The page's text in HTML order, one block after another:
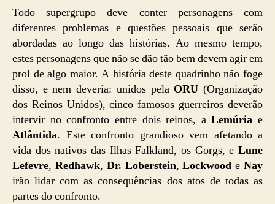
Todo supergrupo deve conter personagens com
diferentes problemas e questões pessoais que serão
abordadas ao longo das histórias. Ao mesmo tempo,
estes personagens que não se dão tão bem devem agir em
prol de algo maior. A história deste quadrinho não foge
disso, e nem deveria: unidos pela ORU (Organização
dos Reinos Unidos), cinco famosos guerreiros deverão
intervir no confronto entre dois reinos, aLemúria e
Atlântida. Este confronto grandioso vem afetando a
vida dos nativos das Ilhas Falkland, os Gorgs, e Lune
Lefevre, Redhawk, Dr. Loberstein,Lockwood eNay
irão lidar com as consequências dos atos de todas as
partes do confronto.